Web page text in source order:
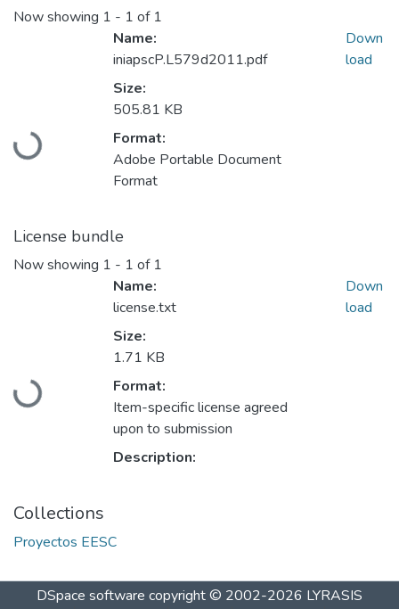
Now showing 1 - 1 of 1
Loading...
Name:
iniapscP.L579d2011.pdf
Size:
505.81 KB
Format:
Adobe Portable Document
Format
Down
load
License bundle
Now showing 1 - 1 of 1
Loading...
Name:
license.txt
Size:
1.71 KB
Format:
Item-specific license agreed
upon to submission
Description:
Down
load
Collections
Proyectos EESC
DSpace software copyright © 2002-2026 LYRASIS